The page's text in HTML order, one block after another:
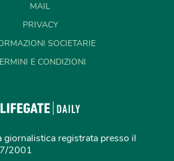
MAIL
PRIVACY
SOCIETARIE
E CONDIZIONI
giornalistica registrata presso il
2001